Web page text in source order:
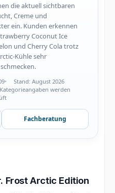
die aktuell sichtbaren
Creme und
ein. Kunden erkennen
Coconut Ice
und Cherry Cola trotz
Kühle sehr
Stand: August 2026
werden
Fachberatung
Frost Arctic Edition